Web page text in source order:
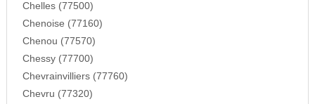
Chelles (77500)
Chenoise (77160)
Chenou (77570)
Chessy (77700)
Chevrainvilliers (77760)
Chevru (77320)